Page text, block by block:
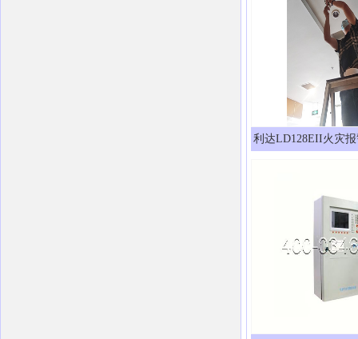
利达LD128EII火灾